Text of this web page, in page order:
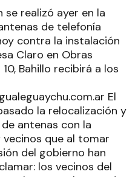
se realizó ayer en la
de telefonía
contra la instalación
Claro en Obras
Bahillo recibirá a los
El
la relocalización y
antenas con la
que al tomar
del gobierno han
los vecinos del